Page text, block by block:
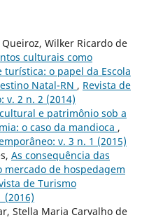
Wilker Ricardo de
culturais como
o papel da Escola
Natal-RN , Revista de
v. 2 n. 2 (2014)
e patrimônio sob a
o caso da mandioca ,
v. 3 n. 1 (2015)
As consequência das
de hospedagem
de Turismo
(2016)
Stella Maria Carvalho de